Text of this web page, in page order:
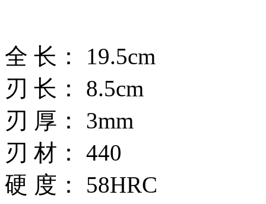
全 长： 19.5cm
刃 长： 8.5cm
刃 厚： 3mm
刃 材： 440
硬 度： 58HRC